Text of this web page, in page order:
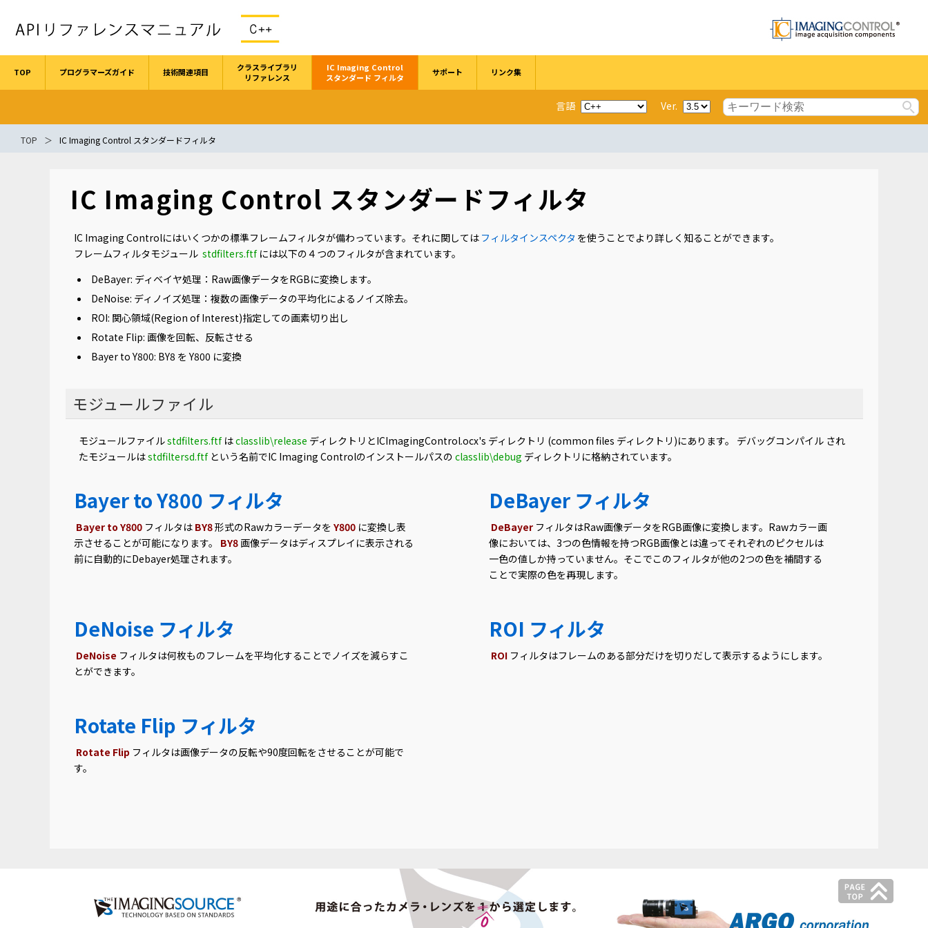
TOP プログラマーズガイド 技術関連項目
クラスライブラリ
リファレンス
IC Imaging Control
スタンダード フィルタ
サポート リンク集
Ver.
言語
TOP IC Imaging Control スタンダードフィルタ
IC Imaging Control スタンダードフィルタ
IC Imaging Controlにはいくつかの標準フレームフィルタが備わっています。それに関しては フィルタインスペクタ を使うことでより詳しく知ることができます。
フレームフィルタモジュール stdfilters.ftf には以下の４つのフィルタが含まれています。
DeBayer: ディベイヤ処理：Raw画像データをRGBに変換します。
DeNoise: ディノイズ処理：複数の画像データの平均化によるノイズ除去。
ROI: 関心領域(Region of Interest)指定しての画素切り出し
Rotate Flip: 画像を回転、反転させる
Bayer to Y800: BY8 を Y800 に変換
モジュールファイル
モジュールファイルstdfilters.ftf はclasslib\release ディレクトリとICImagingControl.ocx's ディレクトリ (common files ディレクトリ)にあります。 デバッグコンパイル され
たモジュールはstdfiltersd.ftf という名前でIC Imaging Controlのインストールパスの classlib\debug ディレクトリに格納されています。
Bayer to Y800 フィルタ
Bayer to Y800 フィルタは BY8形式のRawカラーデータを Y800 に変換し表
示させることが可能になります。
BY8 画像データはディスプレイに表示される
前に自動的にDebayer処理されます。
DeBayer フィルタ
DeBayer フィルタはRaw画像データをRGB画像に変換します。Rawカラー画
像においては、3つの色情報を持つRGB画像とは違ってそれぞれのピクセルは
一色の値しか持っていません。そこでこのフィルタが他の2つの色を補間する
ことで実際の色を再現します。
DeNoise フィルタ
DeNoise フィルタは何枚ものフレームを平均化することでノイズを減らすこ
とができます。
ROI フィルタ
ROI フィルタはフレームのある部分だけを切りだして表示するようにします。
Rotate Flip フィルタ
Rotate Flip フィルタは画像データの反転や90度回転をさせることが可能で
す。